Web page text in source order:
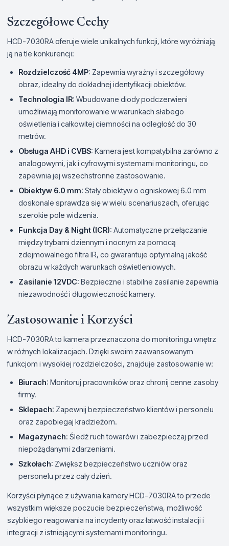
Szczegółowe Cechy
HCD-7030RA oferuje wiele unikalnych funkcji, które wyróżniają
ją na tle konkurencji:
Rozdzielczość 4MP: Zapewnia wyraźny i szczegółowy
obraz, idealny do dokładnej identyfikacji obiektów.
Technologia IR: Wbudowane diody podczerwieni
umożliwiają monitorowanie w warunkach słabego
oświetlenia i całkowitej ciemności na odległość do 30
metrów.
Obsługa AHD i CVBS: Kamera jest kompatybilna zarówno z
analogowymi, jak i cyfrowymi systemami monitoringu, co
zapewnia jej wszechstronne zastosowanie.
Obiektyw 6.0 mm: Stały obiektyw o ogniskowej 6.0 mm
doskonale sprawdza się w wielu scenariuszach, oferując
szerokie pole widzenia.
Funkcja Day & Night (ICR): Automatyczne przełączanie
między trybami dziennym i nocnym za pomocą
zdejmowalnego filtra IR, co gwarantuje optymalną jakość
obrazu w każdych warunkach oświetleniowych.
Zasilanie 12VDC: Bezpieczne i stabilne zasilanie zapewnia
niezawodność i długowieczność kamery.
Zastosowanie i Korzyści
HCD-7030RA to kamera przeznaczona do monitoringu wnętrz
w różnych lokalizacjach. Dzięki swoim zaawansowanym
funkcjom i wysokiej rozdzielczości, znajduje zastosowanie w:
Biurach: Monitoruj pracowników oraz chronij cenne zasoby
firmy.
Sklepach: Zapewnij bezpieczeństwo klientów i personelu
oraz zapobiegaj kradzieżom.
Magazynach: Śledź ruch towarów i zabezpieczaj przed
niepożądanymi zdarzeniami.
Szkołach: Zwiększ bezpieczeństwo uczniów oraz
personelu przez cały dzień.
Korzyści płynące z używania kamery HCD-7030RA to przede
wszystkim większe poczucie bezpieczeństwa, możliwość
szybkiego reagowania na incydenty oraz łatwość instalacji i
integracji z istniejącymi systemami monitoringu.